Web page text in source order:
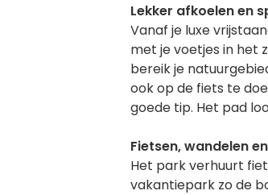
Lekker afkoelen en
Vanaf je luxe
met je voetjes in het
bereik je
ook op de fiets te
goede tip. Het pad
Fietsen, wandelen
Het park verhuurt
vakantiepark zo de